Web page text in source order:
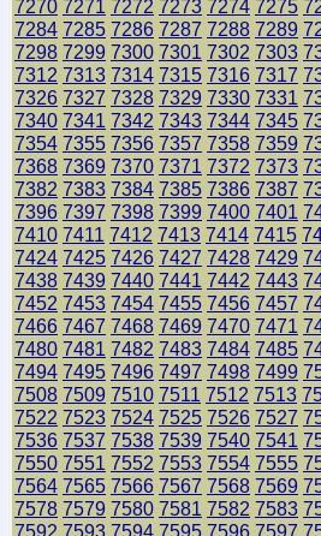
7270 7271 7272 7273 7274 7275
7284 7285 7286 7287 7288 7289
7298 7299 7300 7301 7302 7303
7312 7313 7314 7315 7316 7317
7326 7327 7328 7329 7330 7331
7340 7341 7342 7343 7344 7345
7354 7355 7356 7357 7358 7359
7368 7369 7370 7371 7372 7373
7382 7383 7384 7385 7386 7387
7396 7397 7398 7399 7400 7401
7410 7411 7412 7413 7414 7415
7424 7425 7426 7427 7428 7429
7438 7439 7440 7441 7442 7443
7452 7453 7454 7455 7456 7457
7466 7467 7468 7469 7470 7471
7480 7481 7482 7483 7484 7485
7494 7495 7496 7497 7498 7499
7508 7509 7510 7511 7512 7513
7522 7523 7524 7525 7526 7527
7536 7537 7538 7539 7540 7541
7550 7551 7552 7553 7554 7555
7564 7565 7566 7567 7568 7569
7578 7579 7580 7581 7582 7583
7592 7593 7594 7595 7596 7597